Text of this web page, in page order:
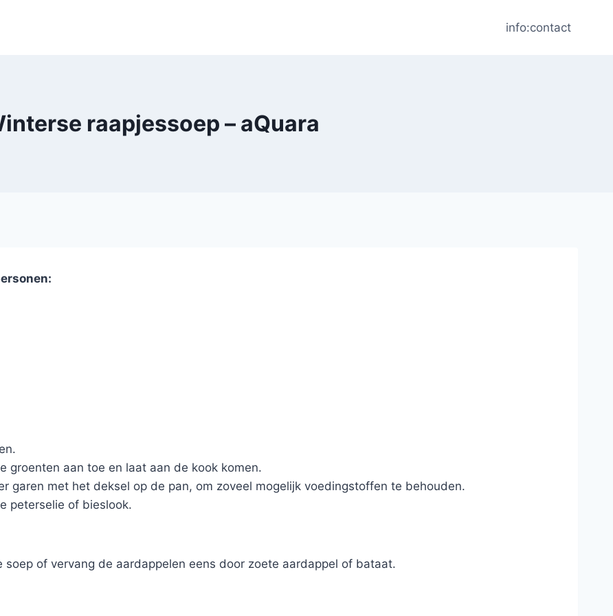
info:contact
raapjessoep – aQuara
groenten aan toe en laat aan de kook komen.
garen met het deksel op de pan, om zoveel mogelijk voedingstoffen te behouden.
peterselie of bieslook.
of vervang de aardappelen eens door zoete aardappel of bataat.